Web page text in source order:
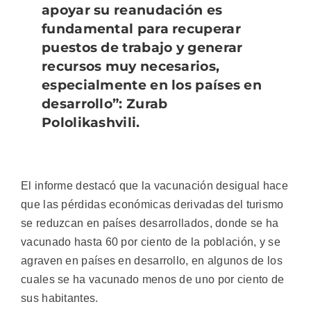
apoyar su reanudación es
fundamental para recuperar
puestos de trabajo y generar
recursos muy necesarios,
especialmente en los países en
desarrollo”: Zurab
Pololikashvili.
El informe destacó que la vacunación desigual hace
que las pérdidas económicas derivadas del turismo
se reduzcan en países desarrollados, donde se ha
vacunado hasta 60 por ciento de la población, y se
agraven en países en desarrollo, en algunos de los
cuales se ha vacunado menos de uno por ciento de
sus habitantes.